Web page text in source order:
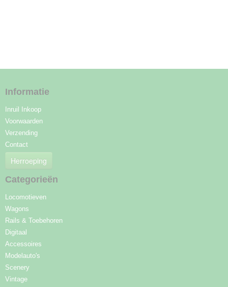
Informatie
Inruil Inkoop
Voorwaarden
Verzending
Contact
Herroeping
Categorieën
Locomotieven
Wagons
Rails & Toebehoren
Digitaal
Accessoires
Modelauto's
Scenery
Vintage